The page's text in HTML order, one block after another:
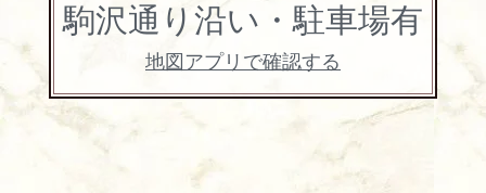
駒沢通り沿い・駐車場有
地図アプリで確認する